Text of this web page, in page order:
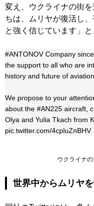
変え、ウクライナの街
ちは、ムリヤが復活し
と強く信じています」
#ANTONOVCompany
the support to all who are
history and future of
We propose to your
about the #AN225 aircraft,
Olya and Yulia Tkach from
pic.twitter.com/4cpluZnBHV
ウクライナ
世界中からムリヤ